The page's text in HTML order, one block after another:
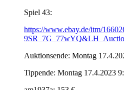
Spiel 43:
https://www.ebay.de/itm/
Auktionsende: Montag
Tippende: Montag 17.4.2023